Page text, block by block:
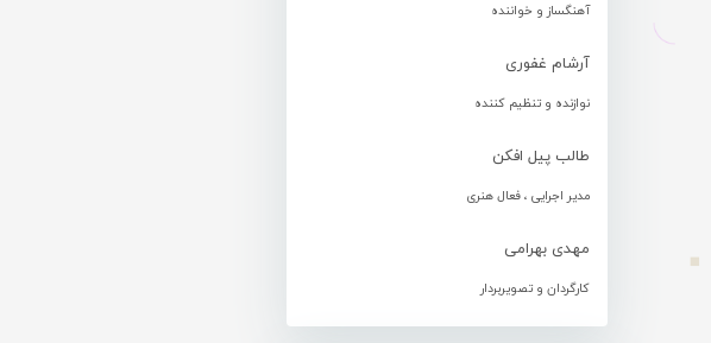
آهنگساز و خواننده
آرشام غفوری
نوازنده و تنظیم کننده
طالب پیل افکن
مدیر اجرایی ، فعال هنری
مهدی بهرامی
کارگردان و تصویربردار